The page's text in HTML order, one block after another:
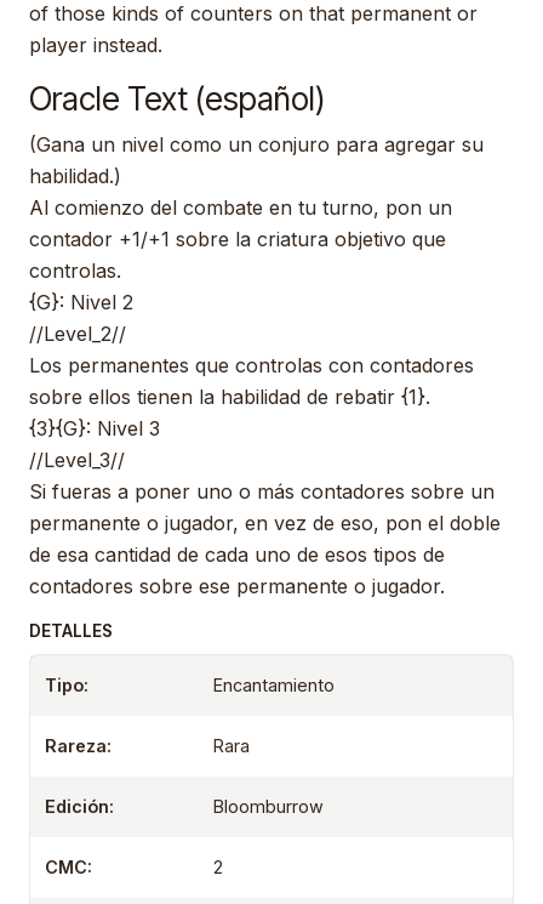
of those kinds of counters on that permanent or
player instead.
Oracle Text (español)
(Gana un nivel como un conjuro para agregar su
habilidad.)
Al comienzo del combate en tu turno, pon un
contador +1/+1 sobre la criatura objetivo que
controlas.
{G}: Nivel 2
//Level_2//
Los permanentes que controlas con contadores
sobre ellos tienen la habilidad de rebatir {1}.
{3}{G}: Nivel 3
//Level_3//
Si fueras a poner uno o más contadores sobre un
permanente o jugador, en vez de eso, pon el doble
de esa cantidad de cada uno de esos tipos de
contadores sobre ese permanente o jugador.
DETALLES
Tipo: Encantamiento
Rareza: Rara
Edición: Bloomburrow
CMC: 2